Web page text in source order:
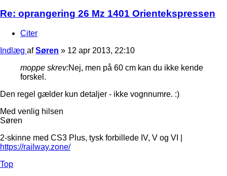
Re: oprangering 26 Mz 1401 Orientekspressen
Citer
Indlæg afSøren » 12 apr 2013, 22:10
moppe skrev:Nej, men på 60 cm kan du ikke kende
forskel.
Den regel gælder kun detaljer - ikke vognnumre. :)
Med venlig hilsen
Søren
2-skinne med CS3 Plus, tysk forbillede IV, V og VI |
https://railway.zone/
Top